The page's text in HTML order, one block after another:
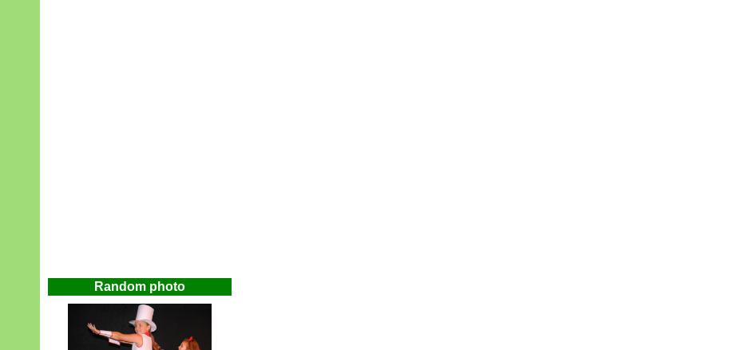
Random photo